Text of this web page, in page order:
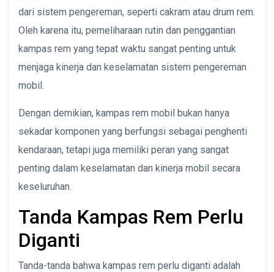
dari sistem pengereman, seperti cakram atau drum rem.
Oleh karena itu, pemeliharaan rutin dan penggantian
kampas rem yang tepat waktu sangat penting untuk
menjaga kinerja dan keselamatan sistem pengereman
mobil.
Dengan demikian, kampas rem mobil bukan hanya
sekadar komponen yang berfungsi sebagai penghenti
kendaraan, tetapi juga memiliki peran yang sangat
penting dalam keselamatan dan kinerja mobil secara
keseluruhan.
Tanda Kampas Rem Perlu
Diganti
Tanda-tanda bahwa kampas rem perlu diganti adalah